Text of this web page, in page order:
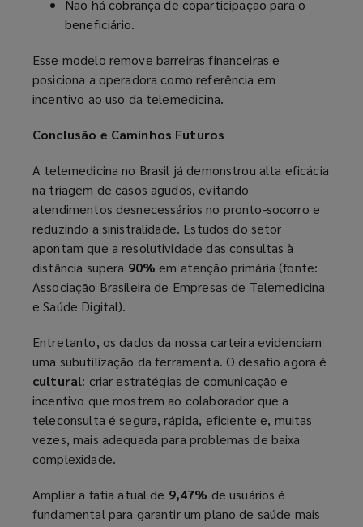
Não há cobrança de coparticipação para o
beneficiário.
Esse modelo remove barreiras financeiras e
posiciona a operadora como referência em
incentivo ao uso da telemedicina.
Conclusão e Caminhos Futuros
A telemedicina no Brasil já demonstrou alta eficácia
na triagem de casos agudos, evitando
atendimentos desnecessários no pronto-socorro e
reduzindo a sinistralidade. Estudos do setor
apontam que a resolutividade das consultas à
distância supera 90% em atenção primária (fonte:
Associação Brasileira de Empresas de Telemedicina
e Saúde Digital).
Entretanto, os dados da nossa carteira evidenciam
uma subutilização da ferramenta. O desafio agora é
cultural: criar estratégias de comunicação e
incentivo que mostrem ao colaborador que a
teleconsulta é segura, rápida, eficiente e, muitas
vezes, mais adequada para problemas de baixa
complexidade.
Ampliar a fatia atual de 9,47% de usuários é
fundamental para garantir um plano de saúde mais